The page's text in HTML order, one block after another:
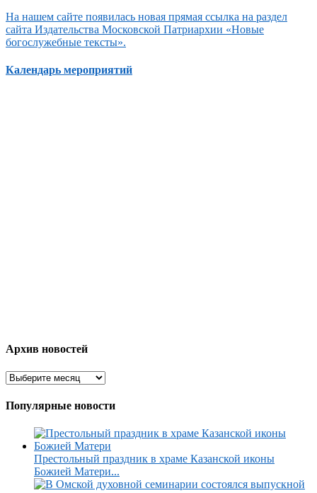
На нашем сайте появилась новая прямая ссылка на раздел
сайта Издательства Московской Патриархии «Новые
богослужебные тексты».
Календарь мероприятий
Архив новостей
Популярные новости
Престольный праздник в храме Казанской иконы
Божией Матери...